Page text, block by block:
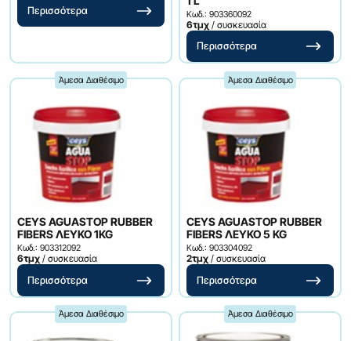
Περισσότερα
Κωδ.: 903360092
6τμχ / συσκευασία
Περισσότερα
Άμεσα Διαθέσιμο
CEYS AGUASTOP RUBBER
FIBERS ΛΕΥΚΟ 1KG
Κωδ.: 903312092
6τμχ / συσκευασία
Περισσότερα
Άμεσα Διαθέσιμο
CEYS AGUASTOP RUBBER
FIBERS ΛΕΥΚΟ 5 KG
Κωδ.: 903304092
2τμχ / συσκευασία
Περισσότερα
Άμεσα Διαθέσιμο Άμεσα Διαθέσιμο